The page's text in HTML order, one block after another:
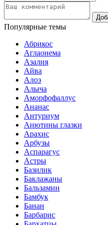
Популярные темы
Абрикос
Аглаонема
Азалия
Айва
Алоэ
Алыча
Аморфофаллус
Ананас
Антуриум
Анютины глазки
Арахис
Арбузы
Аспарагус
Астры
Базилик
Баклажаны
Бальзамин
Бамбук
Банан
Барбарис